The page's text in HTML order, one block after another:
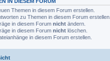
Themen in diesem Forum erstellen.
zu Themen in diesem Forum erstellen.
in diesem Forum nicht ändern.
in diesem Forum nicht löschen.
in diesem Forum erstellen.